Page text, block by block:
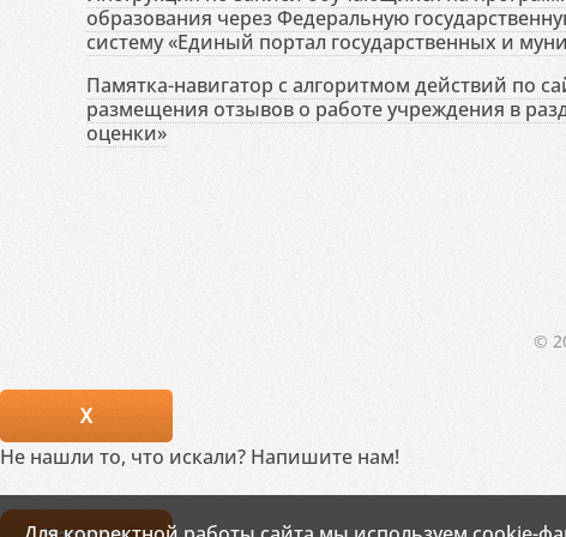
образования через Федеральную
систему «Единый портал государственных и
Памятка-навигатор с алгоритмом действий по
размещения отзывов о работе учреждения в
оценки»
©
X
Не нашли то, что искали? Напишите нам!